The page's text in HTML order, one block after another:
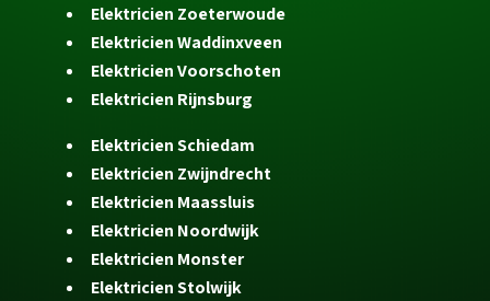
Elektricien Zoeterwoude
Elektricien Waddinxveen
Elektricien Voorschoten
Elektricien Rijnsburg
Elektricien Schiedam
Elektricien Zwijndrecht
Elektricien Maassluis
Elektricien Noordwijk
Elektricien Monster
Elektricien Stolwijk